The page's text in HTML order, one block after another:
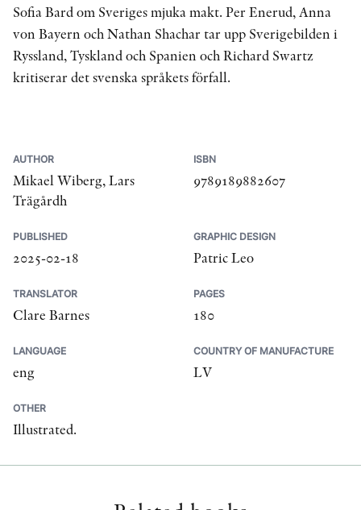
Sofia Bard om Sveriges mjuka makt. Per Enerud, Anna
von Bayern och Nathan Shachar tar upp Sverigebilden i
Ryssland, Tyskland och Spanien och Richard Swartz
kritiserar det svenska språkets förfall.
AUTHOR
Mikael Wiberg, Lars
Trägårdh
ISBN
9789189882607
PUBLISHED
2025-02-18
GRAPHIC DESIGN
Patric Leo
TRANSLATOR
Clare Barnes
PAGES
180
LANGUAGE
eng
COUNTRY OF MANUFACTURE
LV
OTHER
Illustrated.